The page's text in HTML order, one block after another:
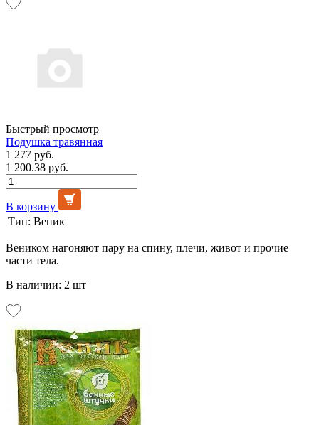
Быстрый просмотр
Подушка травянная
1 277 руб.
1 200.38 руб.
В корзину
Тип: Веник
Веником нагоняют пару на спину, плечи, живот и прочие
части тела.
В наличии: 2 шт